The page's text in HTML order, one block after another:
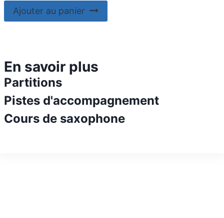
Ajouter au panier
En savoir plus
Partitions
Pistes d'accompagnement
Cours de saxophone